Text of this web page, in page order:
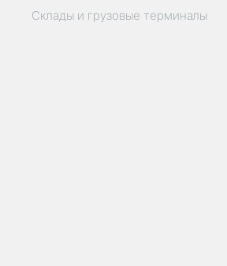
Склады и грузовые терминалы